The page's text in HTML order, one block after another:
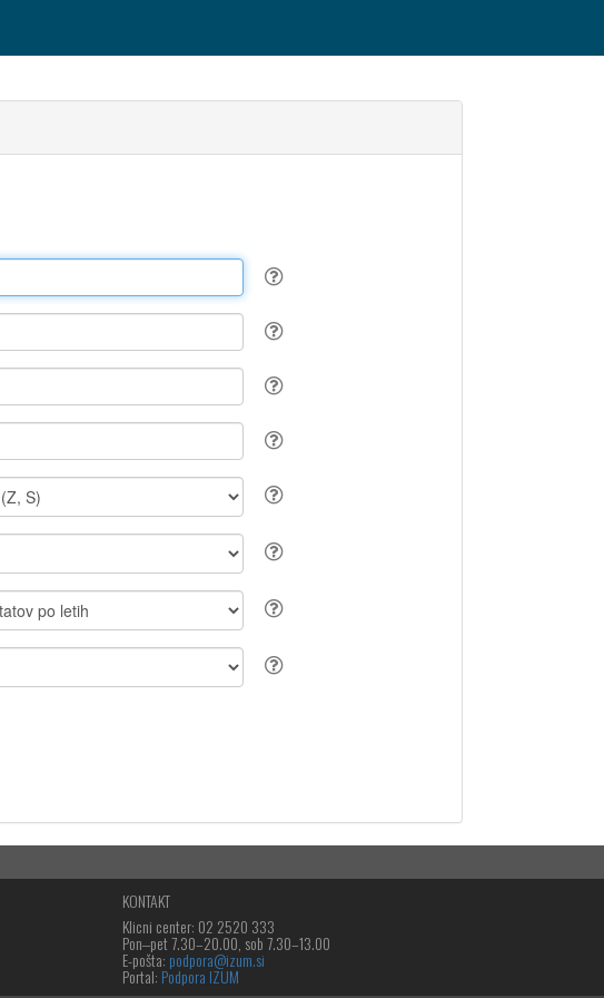
KONTAKT
Klicni center: 02 2520 333
Pon‒pet 7.30–20.00, sob 7.30–13.00
E-pošta: podpora@izum.si
Portal: Podpora IZUM